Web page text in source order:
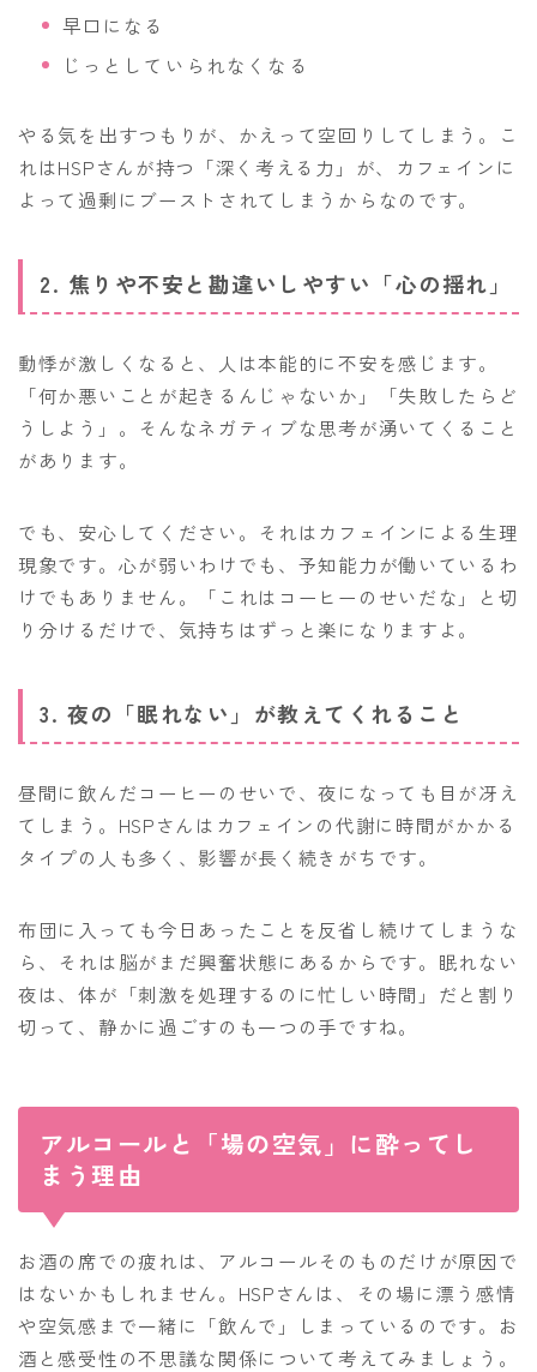
早口になる
じっとしていられなくなる
やる気を出すつもりが、かえって空回りしてしまう。こ
れはHSPさんが持つ「深く考える力」が、カフェインに
よって過剰にブーストされてしまうからなのです。
2. 焦りや不安と勘違いしやすい「心の揺れ」
動悸が激しくなると、人は本能的に不安を感じます。
「何か悪いことが起きるんじゃないか」「失敗したらど
うしよう」。そんなネガティブな思考が湧いてくること
があります。
でも、安心してください。それはカフェインによる生理
現象です。心が弱いわけでも、予知能力が働いているわ
けでもありません。「これはコーヒーのせいだな」と切
り分けるだけで、気持ちはずっと楽になりますよ。
3. 夜の「眠れない」が教えてくれること
昼間に飲んだコーヒーのせいで、夜になっても目が冴え
てしまう。HSPさんはカフェインの代謝に時間がかかる
タイプの人も多く、影響が長く続きがちです。
布団に入っても今日あったことを反省し続けてしまうな
ら、それは脳がまだ興奮状態にあるからです。眠れない
夜は、体が「刺激を処理するのに忙しい時間」だと割り
切って、静かに過ごすのも一つの手ですね。
アルコールと「場の空気」に酔ってし
まう理由
お酒の席での疲れは、アルコールそのものだけが原因で
はないかもしれません。HSPさんは、その場に漂う感情
や空気感まで一緒に「飲んで」しまっているのです。お
酒と感受性の不思議な関係について考えてみましょう。